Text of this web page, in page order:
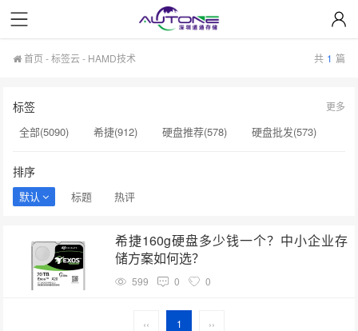
首页 -标签云- HAMD技术 共 1 篇
标签
全部(5090) 希捷(912) 硬盘推荐(578)
硬盘批发(573)
硬盘采购(474)
希捷硬盘(471)
监控设备​(1)
服务器硬盘接口(1)
硬盘状态异常(1)
SSD缓存(1)
扩容NAS(1)
增加硬盘方案(1)
更多
排序
默认 标题 热评
希捷160g硬盘多少钱一个？中小企业存
储方案如何选？
599 0 0
‹‹ 1 ››